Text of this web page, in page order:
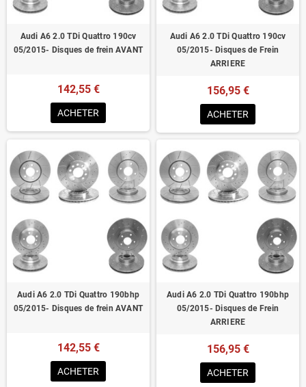
Audi A6 2.0 TDi Quattro 190cv
05/2015- Disques de frein AVANT
142,55 €
ACHETER
Audi A6 2.0 TDi Quattro 190cv
05/2015- Disques de Frein
ARRIERE
156,95 €
ACHETER
Audi A6 2.0 TDi Quattro 190bhp
05/2015- Disques de frein AVANT
142,55 €
ACHETER
Audi A6 2.0 TDi Quattro 190bhp
05/2015- Disques de Frein
ARRIERE
156,95 €
ACHETER